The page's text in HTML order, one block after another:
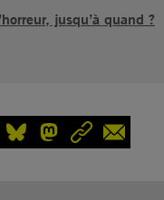
jusqu’à quand ?